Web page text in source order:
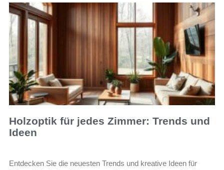
Holzoptik für jedes Zimmer: Trends und
Ideen
Entdecken Sie die neuesten Trends und kreative Ideen für